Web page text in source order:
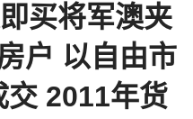
买将军澳夹
户 以自由市
2011年货